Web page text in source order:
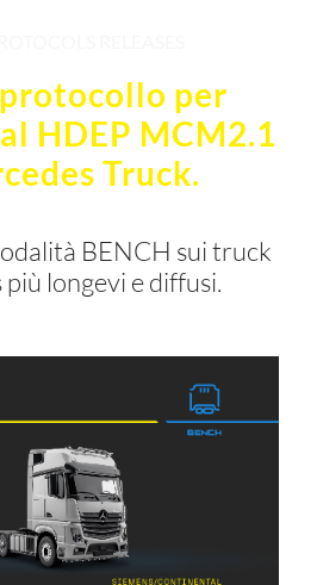
per
HDEP MCM2.1
Truck.
BENCH sui truck
longevi e diffusi.